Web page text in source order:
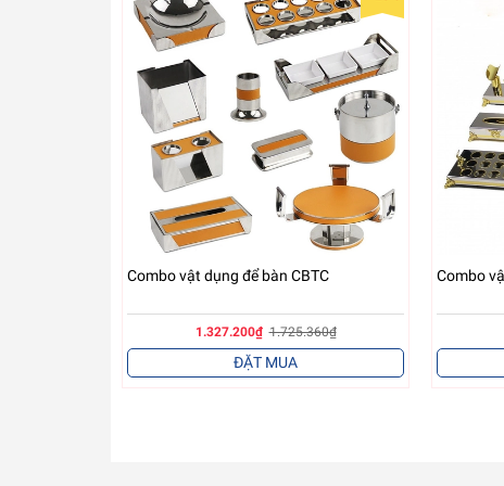
Combo vật dụng để bàn karaoke CBTB
được thiết
xuất sẽ hướng đến sự tối giản, chủ yếu nâng cao
phù hợp với sở thích cũng như phù hợp từng không
Combo vật dụng để bàn CBTC
1.327.200₫ 1.725.360₫
ĐẶT MUA
Combo